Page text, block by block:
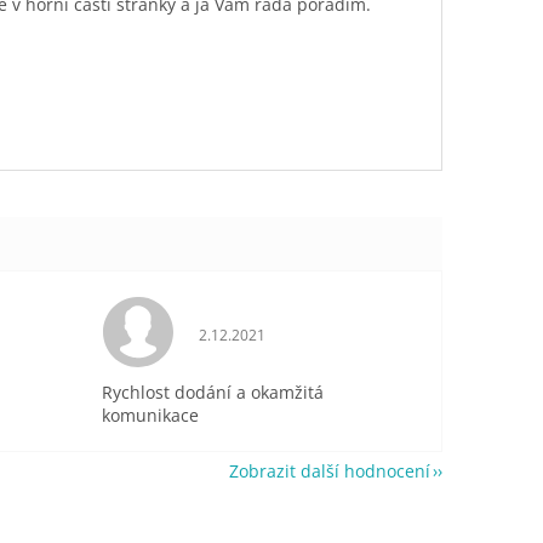
je 5 z 5 hvězdiček. Hodnocení obchodu je 5 z 5 hvězdiček.
2.12.2021
Rychlost dodání a okamžitá
komunikace
Zobrazit další hodnocení